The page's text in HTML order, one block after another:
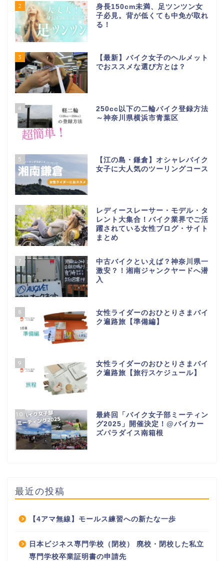
2
身長150cm未満、足ツンツン女
子必見。背が低くても中免が取れ
る！
3
【最新】バイク女子のヘルメット
でおススメな選び方とは？
4
250cc以下の二輪バイク登録方法
～神奈川県横浜市青葉区
5
【江の島・鎌倉】オシャレバイク
女子に大人気のツーリングコース
6
レディースレーサー・モデル・タ
レント大集合！バイク業界でご活
躍されている女性ブログ・サイト
まとめ
7
中古バイクといえば？神奈川県一
激安？！湘南ジャンクヤードへ潜
入
8
女性ライダーのおひとりさまバイ
ク遍路旅【準備編】
9
女性ライダーのおひとりさまバイ
ク遍路旅【旅行スケジュール】
10
最終回「バイク女子部ミーティン
グ2025」開催決定！@バイカー
ズパラダイス南箱根
最近の投稿
【4アマ無線】モールス練習への新たな一歩
日本ビジネス専門学校（閉校） 廃校・閉校した私立
専門学校卒業証明書の申請先